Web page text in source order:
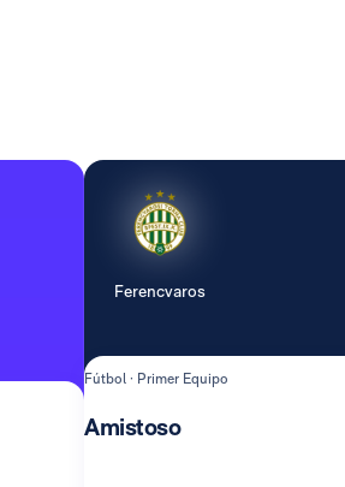
Ferencvaros
Fútbol · Primer Equipo
Amistoso